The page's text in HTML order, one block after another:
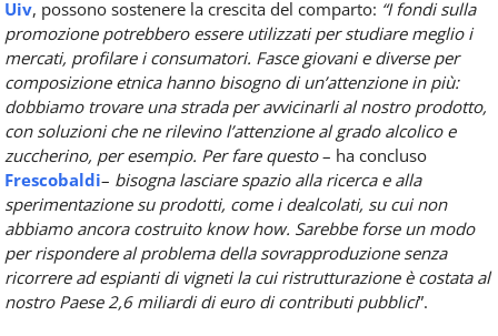
Uiv, possono sostenere la crescita del comparto: “I fondi sulla
promozione potrebbero essere utilizzati per studiare meglio i
mercati, profilare i consumatori. Fasce giovani e diverse per
composizione etnica hanno bisogno di un’attenzione in più:
dobbiamo trovare una strada per avvicinarli al nostro prodotto,
con soluzioni che ne rilevino l’attenzione al grado alcolico e
zuccherino, per esempio. Per fare questo– ha concluso
Frescobaldi– bisogna lasciare spazio alla ricerca e alla
sperimentazione su prodotti, come i dealcolati, su cui non
abbiamo ancora costruito know how. Sarebbe forse un modo
per rispondere al problema della sovrapproduzione senza
ricorrere ad espianti di vigneti la cui ristrutturazione è costata al
nostro Paese 2,6 miliardi di euro di contributi pubblici”.